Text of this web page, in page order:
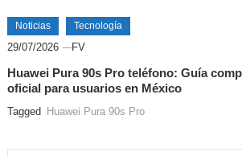
Noticias Tecnología
29/07/2026 FV
Huawei Pura 90s Pro teléfono: Guía
oficial para usuarios en México
Tagged Huawei Pura 90s Pro